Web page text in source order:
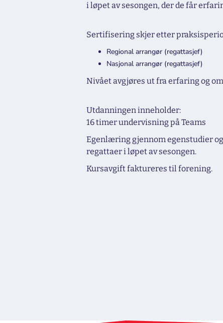
i løpet av sesongen, der de får
Sertifisering skjer etter
Regional arrangør (regattasjef)
Nasjonal arrangør (regattasjef)
Nivået avgjøres ut fra erfaring og
Utdanningen inneholder:
16 timer undervisning på Teams
Egenlæring gjennom egenstudier
regattaer i løpet av sesongen.
Kursavgift faktureres til forening.